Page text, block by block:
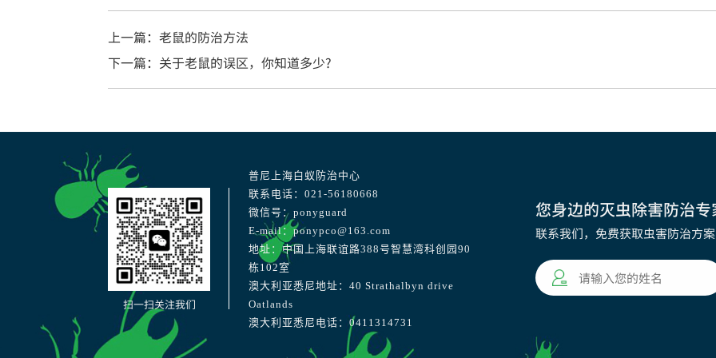
上一篇：老鼠的防治方法
下一篇：关于老鼠的误区，你知道多少?
扫一扫关注我们
普尼上海白蚁防治中心
联系电话：021-56180668
微信号：ponyguard
E-mail：ponypco@163.com
地址：中国上海联谊路388号智慧湾科创园90
栋102室
澳大利亚悉尼地址：40 Strathalbyn drive
Oatlands
澳大利亚悉尼电话：0411314731
您身边的灭虫除害防治专
联系我们，免费获取虫害防治方案